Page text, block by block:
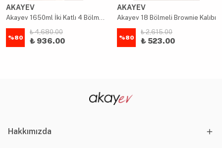
AKAYEV
Akayev 1650ml İki Katlı 4 Bölmeli Çelik Yemek Kabı Mavi
%80
₺ 4,680.00
₺ 936.00
AKAYEV
Akayev 18 Bölmeli Brownie Kalıbı
%80
₺ 2,615.00
₺ 523.00
Hakkımızda